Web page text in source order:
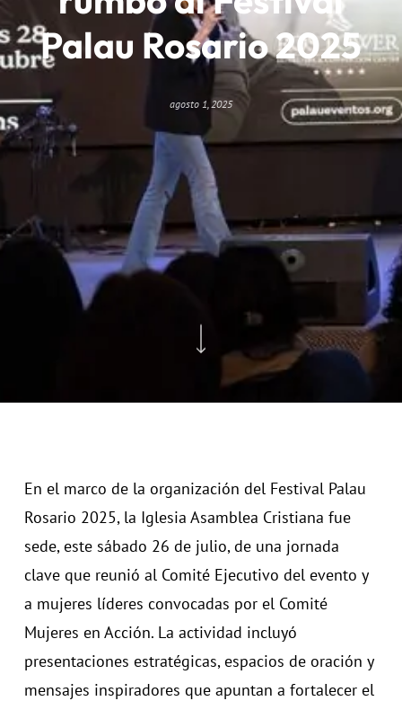
Palau Rosario 2025
agosto 1, 2025
En el marco de la organización del Festival Palau
Rosario 2025, la Iglesia Asamblea Cristiana fue
sede, este sábado 26 de julio, de una jornada
clave que reunió al Comité Ejecutivo del evento y
a mujeres líderes convocadas por el Comité
Mujeres en Acción. La actividad incluyó
presentaciones estratégicas, espacios de oración y
mensajes inspiradores que apuntan a fortalecer el